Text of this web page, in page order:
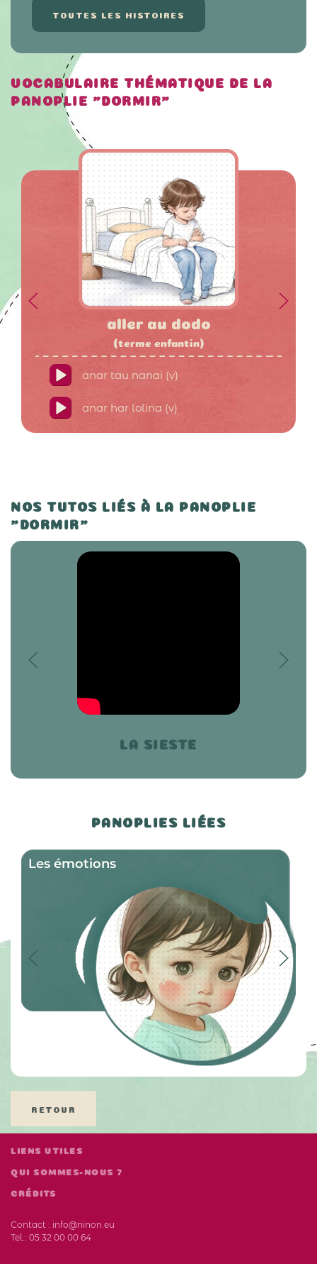
TOUTES LES HISTOIRES
VOCABULAIRE THÉMATIQUE DE LA
PANOPLIE "DORMIR"
aller au dodo
(terme enfantin)
anar tau nanai (v)
anar har lolina (v)
NOS TUTOS LIÉS À LA PANOPLIE
"DORMIR"
LA SIESTE
PANOPLIES LIÉES
Les émotions
RETOUR
LIENS UTILES
QUI SOMMES-NOUS ?
CRÉDITS
Contact : info@ninon.eu
Tel.: 05 32 00 00 64